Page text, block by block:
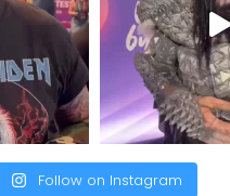
Follow on Instagram